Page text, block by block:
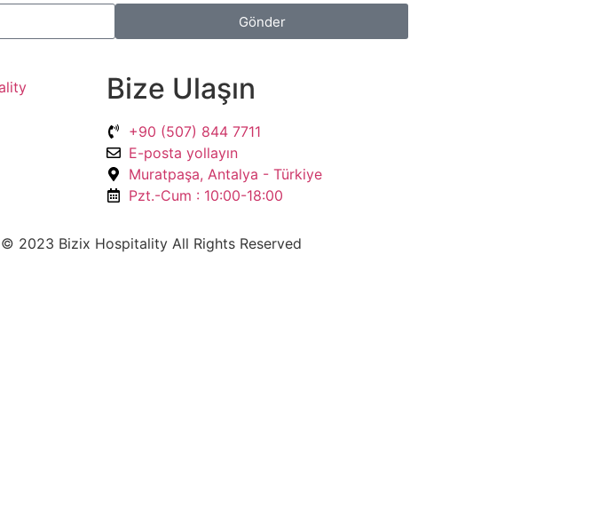
Gönder
Bize Ulaşın
+90 (507) 844 7711
E-posta yollayın
Muratpaşa, Antalya - Türkiye
Pzt.-Cum : 10:00-18:00
2023 Bizix Hospitality All Rights Reserved